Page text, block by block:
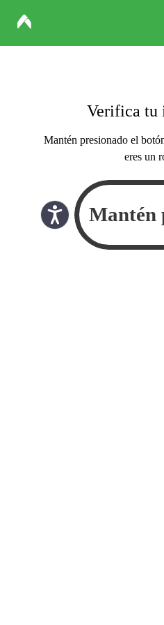
Verifica tu
Mantén presionado el
eres un